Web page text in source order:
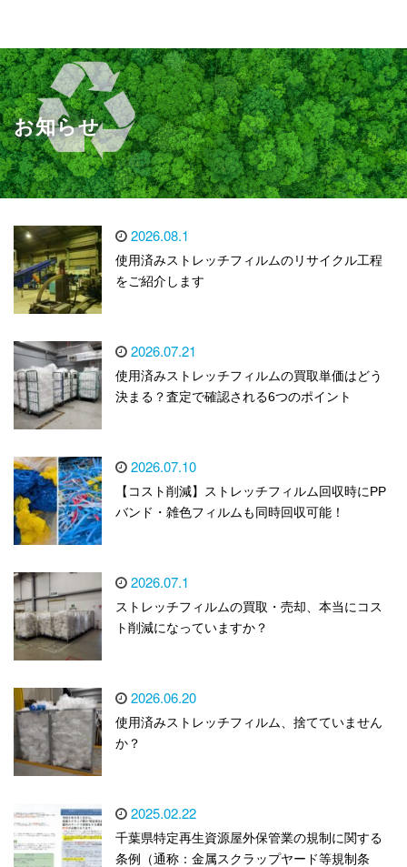
お知らせ
2026.08.1
使用済みストレッチフィルムのリサイクル工程
をご紹介します
2026.07.21
使用済みストレッチフィルムの買取単価はどう
決まる？査定で確認される6つのポイント
2026.07.10
【コスト削減】ストレッチフィルム回収時にPP
バンド・雑色フィルムも同時回収可能！
2026.07.1
ストレッチフィルムの買取・売却、本当にコス
ト削減になっていますか？
2026.06.20
使用済みストレッチフィルム、捨てていません
か？
2025.02.22
千葉県特定再生資源屋外保管業の規制に関する
条例（通称：金属スクラップヤード等規制条